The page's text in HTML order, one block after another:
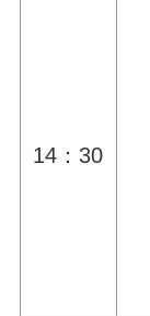
14：30